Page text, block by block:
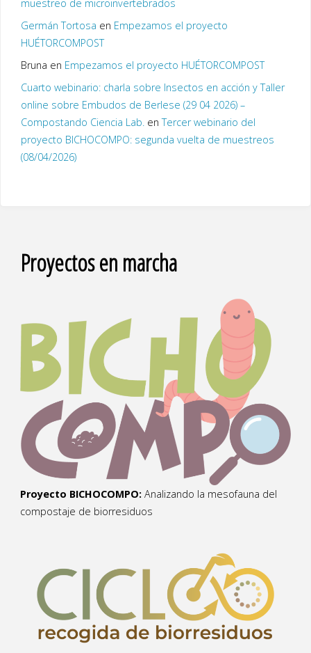
muestreo de microinvertebrados
Germán Tortosa en Empezamos el proyecto
HUÉTORCOMPOST
Bruna en Empezamos el proyecto HUÉTORCOMPOST
Cuarto webinario: charla sobre Insectos en acción y Taller
online sobre Embudos de Berlese (29 04 2026) –
Compostando Ciencia Lab.enTercer webinario del
proyecto BICHOCOMPO: segunda vuelta de muestreos
(08/04/2026)
Proyectos en marcha
Proyecto BICHOCOMPO: Analizando la mesofauna del
compostaje de biorresiduos